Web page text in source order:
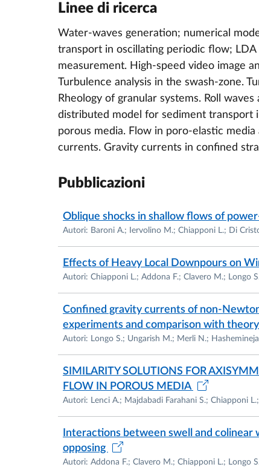
Linee di ricerca
Water-waves generation; numerical
transport in oscillating periodic flow;
measurement. High-speed video image
Turbulence analysis in the swash-zone.
Rheology of granular systems. Roll
distributed model for sediment transport
porous media. Flow in poro-elastic
currents. Gravity currents in confined
Pubblicazioni
Oblique shocks in shallow flows of
Autori: Baroni A.; Iervolino M.; Chiapponi L.; Di
Effects of Heavy Local Downpours on
Autori: Chiapponi L.; Addona F.; Clavero M.; Longo
Confined gravity currents of non-
experiments and comparison with theory
Autori: Longo S.; Ungarish M.; Merli N.;
SIMILARITY SOLUTIONS FOR
FLOW IN POROUS MEDIA
Autori: Lenci A.; Majdabadi Farahani S.; Chiapponi
Interactions between swell and colinear
opposing
Autori: Addona F.; Clavero M.; Chiapponi L.; Longo